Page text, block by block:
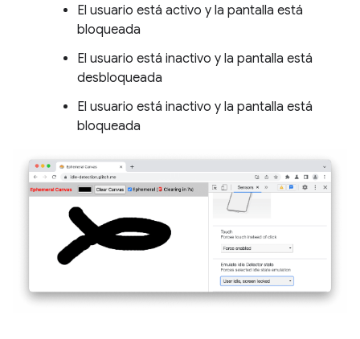
El usuario está activo y la pantalla está
bloqueada
El usuario está inactivo y la pantalla está
desbloqueada
El usuario está inactivo y la pantalla está
bloqueada